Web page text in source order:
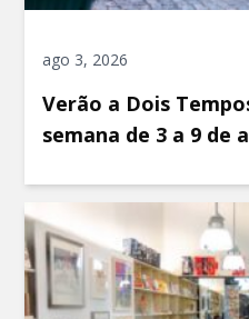
ago 3, 2026
Verão a Dois
semana de 3 a 9 de